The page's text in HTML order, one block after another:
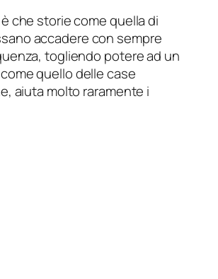
che storie come quella di
accadere con sempre
togliendo potere ad un
quello delle case
aiuta molto raramente i